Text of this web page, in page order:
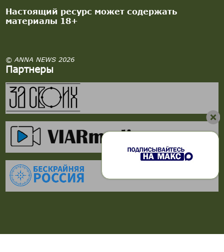
Настоящий ресурс может содержать
материалы 18+
© ANNA NEWS 2026
Партнеры